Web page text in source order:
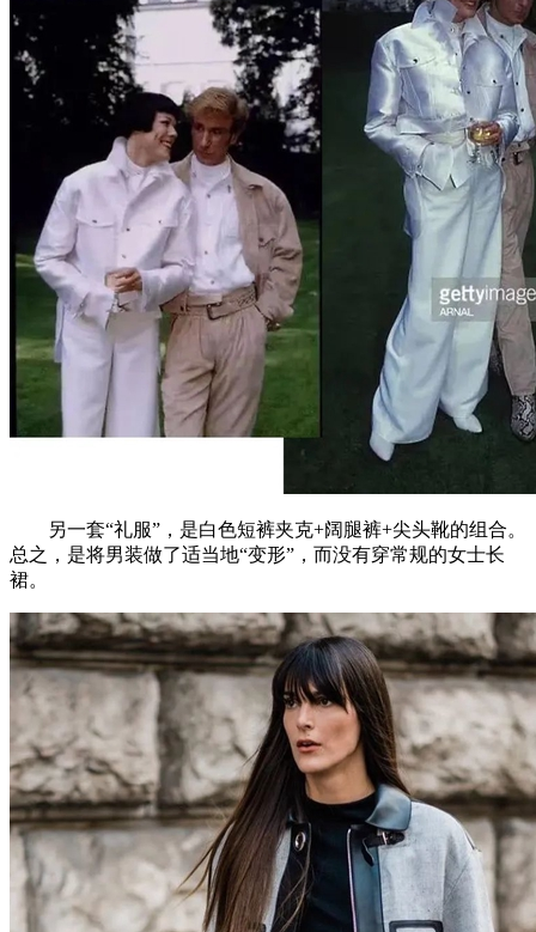
另一套“礼服”，是白色短裤夹克+阔腿裤+尖头靴的组合。
总之，是将男装做了适当地“变形”，而没有穿常规的女士长
裙。